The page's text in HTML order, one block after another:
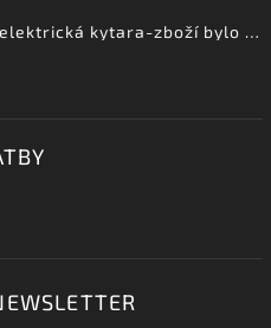
Aria PE DLX VCS - elektrická kytara-zboží bylo vystaveno na prodejně